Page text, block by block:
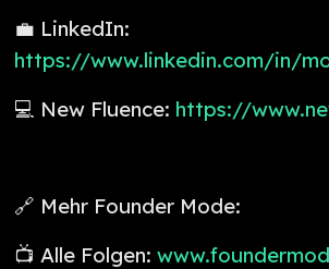
💼 LinkedIn:
https://www.linkedin.com/in/
💻 New Fluence: https://
🔗 Mehr Founder Mode:
📺 Alle Folgen: